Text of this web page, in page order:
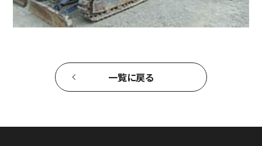
一覧に戻る